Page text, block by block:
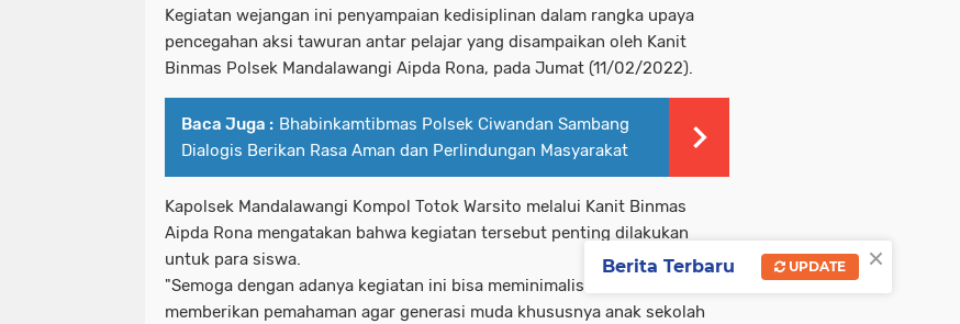
Kegiatan wejangan ini penyampaian kedisiplinan dalam rangka upaya
pencegahan aksi tawuran antar pelajar yang disampaikan oleh Kanit
Binmas Polsek Mandalawangi Aipda Rona, pada Jumat (11/02/2022).
Baca Juga : Bhabinkamtibmas Polsek Ciwandan Sambang
Dialogis Berikan Rasa Aman dan Perlindungan Masyarakat
Kapolsek Mandalawangi Kompol Totok Warsito melalui Kanit Binmas
Aipda Rona mengatakan bahwa kegiatan tersebut penting dilakukan
untuk para siswa.
"Semoga dengan adanya kegiatan ini bisa meminimalisir serta
memberikan pemahaman agar generasi muda khususnya anak sekolah
×
Berita Terbaru UPDATE